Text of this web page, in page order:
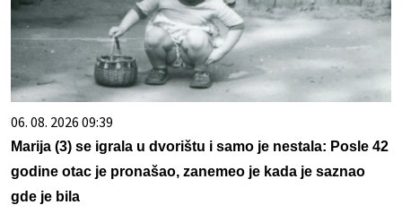
06. 08. 2026 09:39
Marija (3) se igrala u dvorištu i samo je nestala: Posle 42
godine otac je pronašao, zanemeo je kada je saznao
gde je bila